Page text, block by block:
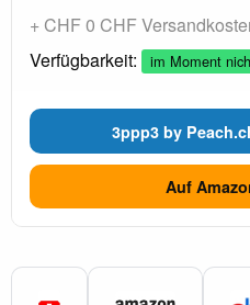
+ CHF 0 CHF
Verfügbarkeit:
im Moment
3ppp3 by
Auf